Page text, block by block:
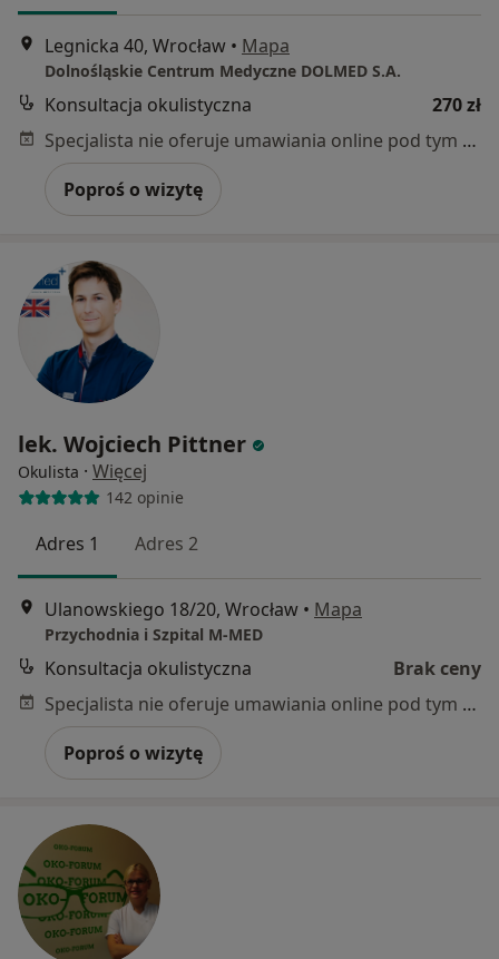
Legnicka 40, Wrocław • Mapa
Dolnośląskie Centrum Medyczne DOLMED S.A.
Konsultacja okulistyczna
270 zł
Specjalista nie oferuje umawiania online pod tym adresem.
Poproś o wizytę
lek. Wojciech Pittner
Okulista · Więcej
142 opinie
Adres 1 Adres 2
Ulanowskiego 18/20, Wrocław • Mapa
Przychodnia i Szpital M-MED
Konsultacja okulistyczna
Brak ceny
Specjalista nie oferuje umawiania online pod tym adresem.
Poproś o wizytę